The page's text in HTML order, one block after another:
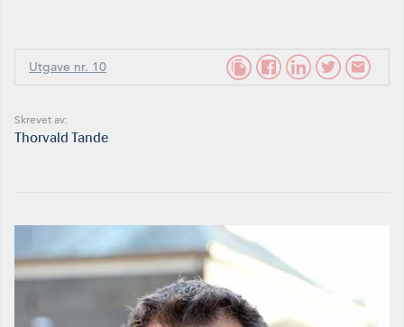
Utgave nr. 10
Skrevet av:
Thorvald Tande